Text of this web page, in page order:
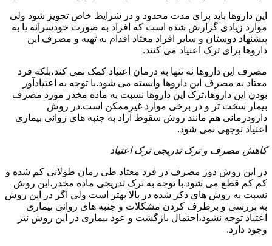
این داروها باید برای مدت محدود و در شرایط خاص تجویز شود ولی
موارد زیادی گزارش شده است که افراد به صورت خودسرانه یا به
پیشنهاد دوستان و سایر افراد معتاد اقدام به تهیه و مصرف این
داروها برای ترک اعتیاد می کنند.
مصرف این داروها نه تنها به درمان اعتیاد کمک نمی کند،بلکه فرد
معتاد به مصرف این داروها وابسته می شود.با توجه به اعتیادآور
بودن این داروها،ترک این داروها نسبت به ماده مخدر مورد مصرف
بیمار سخت تر و در برخی موارد غیرممکن است.در روش
دارودرمانی هم مانند روش سقوط آزاد به جنبه های روانی بیماری
اعتیاد توجهی نمی شود.
کاهش مصرف و ترک تدریجی ترک اعتیاد
در این روش دوز مصرف در فرد معتاد طی زمان طولانی کم شده و
کم کم قطع می شود.با توجه به ترک تدریجی ماده مخدر،این روش
نسبت به روش های ذکر شده در بالا بهتر است ولی اگر در این روش
به بررسی و برطرف کردن مشکلات و جنبه های روانی بیماری
اعتیاد توجه نشود،احتمال بازگشت و عود بیماری در این روش نیز
وجود دارد.